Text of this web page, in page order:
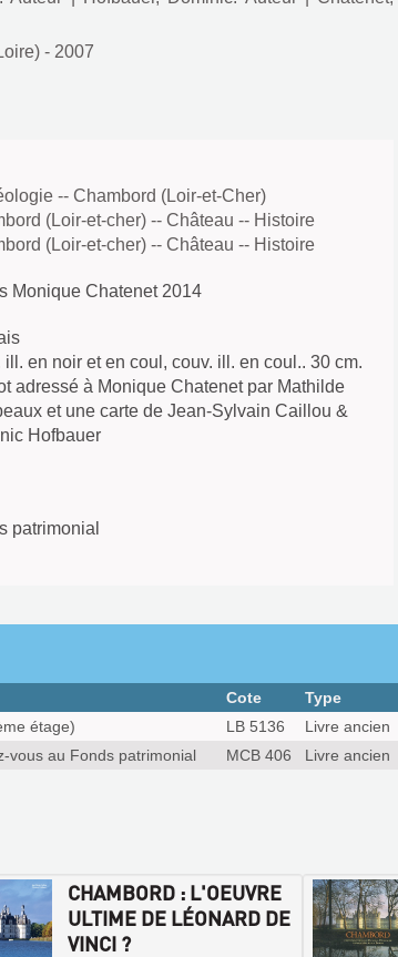
- 2007
-- Chambord (Loir-et-Cher)
(Loir-et-cher) -- Château -- Histoire
(Loir-et-cher) -- Château -- Histoire
Monique Chatenet 2014
ill. en noir et en coul, couv. ill. en coul.. 30 cm.
adressé à Monique Chatenet par Mathilde
et une carte de Jean-Sylvain Caillou &
Hofbauer
patrimonial
Cote Type
étage) LB 5136 Livre ancien
vous au Fonds patrimonial MCB 406 Livre ancien
CHAMBORD : L'OEUVRE
ULTIME DE LÉONARD DE
VINCI ?